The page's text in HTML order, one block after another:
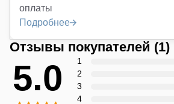
оплаты
Подробнее
Отзывы покупателей (1)
5.0
1
2
3
4